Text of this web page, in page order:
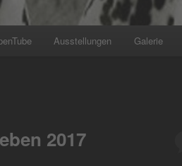
Ausstellungen Galerie
2017
+++ Wir